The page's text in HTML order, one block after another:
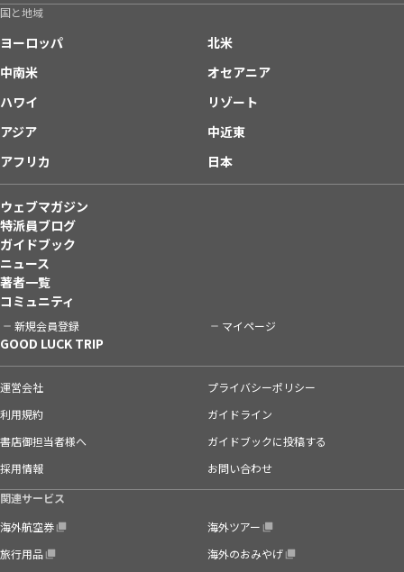
国と地域
ヨーロッパ
北米
中南米
オセアニア
ハワイ
リゾート
アジア
中近東
アフリカ
日本
ウェブマガジン
特派員ブログ
ガイドブック
ニュース
著者一覧
コミュニティ
新規会員登録 マイページ
GOOD LUCK TRIP
運営会社
プライバシーポリシー
利用規約
ガイドライン
書店御担当者様へ
ガイドブックに投稿する
採用情報
お問い合わせ
関連サービス
海外航空券
海外ツアー
旅行用品
海外のおみやげ